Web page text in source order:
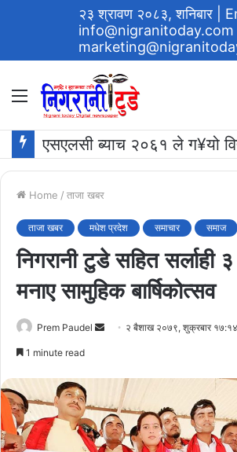
२३ श्रावण २०८३, शनिबार
|
info@nigranitoday.com
Menu
Home / ताजा खबर
ताजा खबर मधेश प्रदेश समाचार समाज
निगरानी टुडे सहित सर्लाही
मनाए सामुहिक बार्षिकोत्सव
Prem Paudel
Send २ बैशाख २०७९, शुक्रबार १७:१४
1 minute read